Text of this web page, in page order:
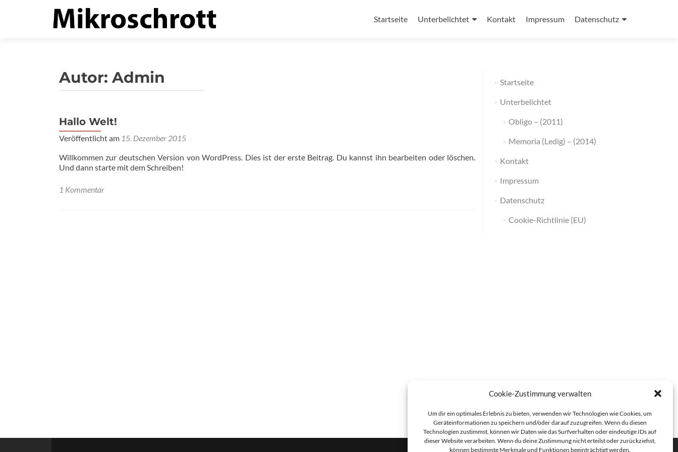
Cookie-Zustimmung verwalten
Um dir ein optimales Erlebnis zu bieten, verwenden wir Technologien wie Cookies, um
Geräteinformationen zu speichern und/oder darauf zuzugreifen. Wenn du diesen
Technologien zustimmst, können wir Daten wie das Surfverhalten oder eindeutige IDs auf
dieser Website verarbeiten. Wenn du deine Zustimmung nicht erteilst oder zurückziehst,
können bestimmte Merkmale und Funktionen beeinträchtigt werden.
Inhalt
Startseite Unterbelichtet Kontakt Impressum Datenschutz
Autor: Admin
Hallo Welt!
Veröffentlicht am 15. Dezember 2015
Willkommen zur deutschen Version von WordPress. Dies ist der erste Beitrag. Du kannst ihn bearbeiten oder löschen.
Und dann starte mit dem Schreiben!
1 Kommentar
Startseite
Unterbelichtet
Obligo – (2011)
Memoria (Ledig) – (2014)
Kontakt
Impressum
Datenschutz
Cookie-Richtlinie (EU)